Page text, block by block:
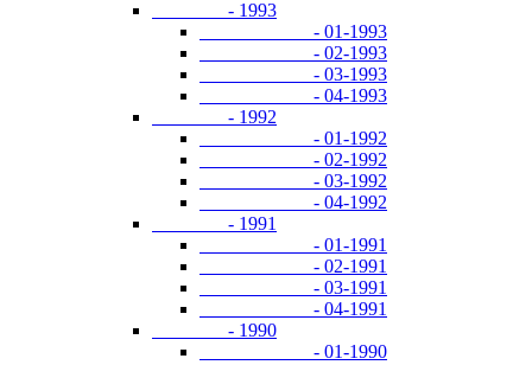
- 1993
- 01-1993
- 02-1993
- 03-1993
- 04-1993
- 1992
- 01-1992
- 02-1992
- 03-1992
- 04-1992
- 1991
- 01-1991
- 02-1991
- 03-1991
- 04-1991
- 1990
- 01-1990